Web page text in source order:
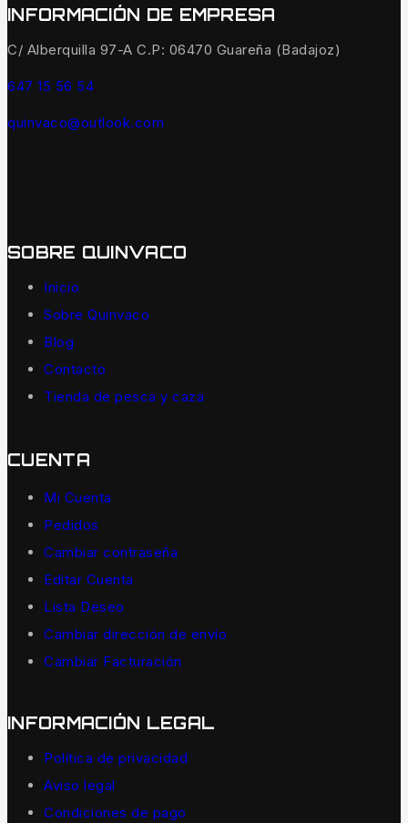
INFORMACIÓN DE EMPRESA
C/ Alberquilla 97-A C.P: 06470 Guareña (Badajoz)
647 15 56 54
quinvaco@outlook.com
SOBRE QUINVACO
Inicio
Sobre Quinvaco
Blog
Contacto
Tienda de pesca y caza
CUENTA
Mi Cuenta
Pedidos
Cambiar contraseña
Editar Cuenta
Lista Deseo
Cambiar dirección de envío
Cambiar Facturación
INFORMACIÓN LEGAL
Política de privacidad
Aviso legal
Condiciones de pago